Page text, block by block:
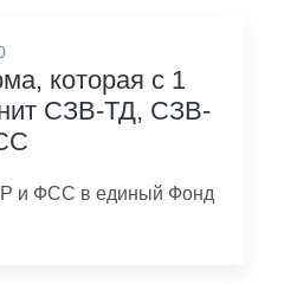
которая с 1
СЗВ-ТД, СЗВ-
и ФСС в единый Фонд